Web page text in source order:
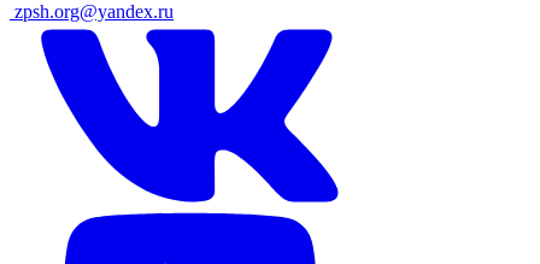
zpsh.org@yandex.ru